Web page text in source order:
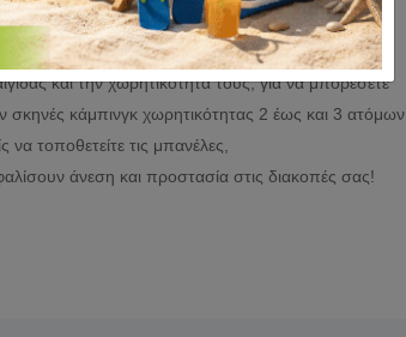
campingγια χειμώνα ή καλοκαίρι αλλά και οι 3-4
στιςσκηνές κάμπινγκ
πρέπει να προσέξετε την
και την χωρητικότητα τους, για να μπορέσετε
σκηνές κάμπινγκ χωρητικότητας 2 έως και 3 ατόμων
να τοποθετείτε τις μπανέλες,
άνεση και προστασία στις διακοπές σας!